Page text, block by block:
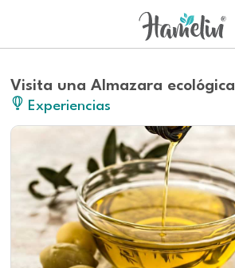
Visita una Almazara ecológica
Experiencias